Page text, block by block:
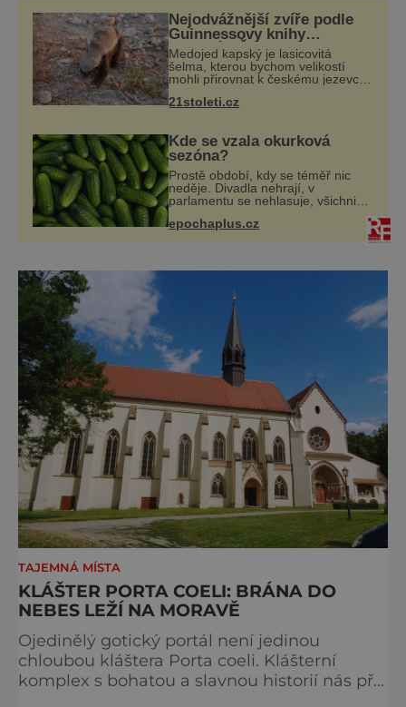
Nejodvážnější zvíře podle
Guinnessovy knihy
rekordů? Šelmička s
pruhem na hřbetě!
Medojed kapský je lasicovitá
šelma, kterou bychom velikostí
mohli přirovnat k českému jezevci.
bývá označována za nejodvážnější
21stoleti.cz
Kde se vzala okurková
sezóna?
Prostě období, kdy se téměř nic
neděje. Divadla nehrají, v
parlamentu se nehlasuje, všichni
nemají o čem mluvit a psát. A
epochaplus.cz
TAJEMNÁ MÍSTA
KLÁŠTER PORTA COELI: BRÁNA DO
NEBES LEŽÍ NA MORAVĚ
Ojedinělý gotický portál není jedinou
chloubou kláštera Porta coeli. Klášterní
komplex s bohatou a slavnou historií nás při